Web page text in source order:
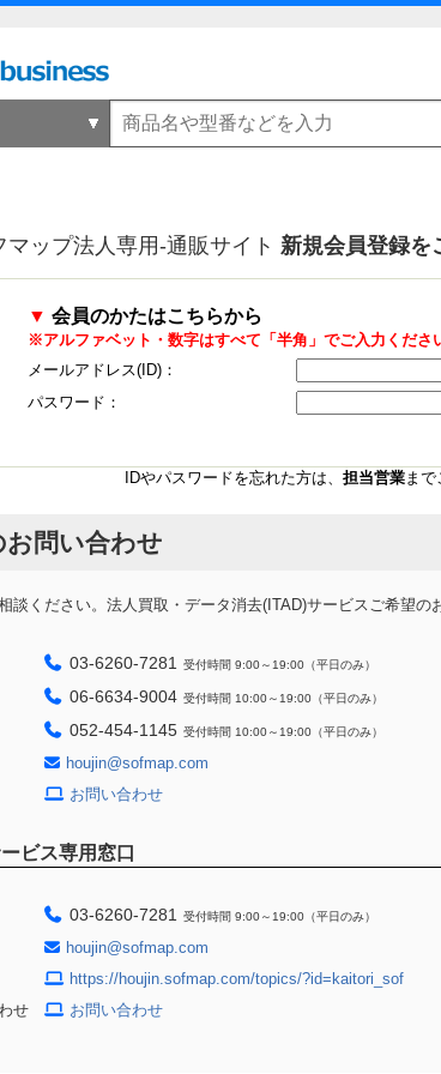
マップ法人専用-通販サイト 新規会員登録を
▼ 会員のかたはこちらから
※アルファベット・数字はすべて「半角」でご入力くださ
メールアドレス(ID)：
パスワード：
IDやパスワードを忘れた方は、 担当営業まで
問い合わせ
談ください。法人買取・データ消去(ITAD)サービスご希望の
03-6260-7281 受付時間 9:00～19:00（平日のみ）
06-6634-9004 受付時間 10:00～19:00（平日のみ）
052-454-1145 受付時間 10:00～19:00（平日のみ）
houjin@sofmap.com
お問い合わせ
ビス専用窓口
03-6260-7281 受付時間 9:00～19:00（平日のみ）
houjin@sofmap.com
https://houjin.sofmap.com/topics/?id=kaitori_sof
せ
お問い合わせ